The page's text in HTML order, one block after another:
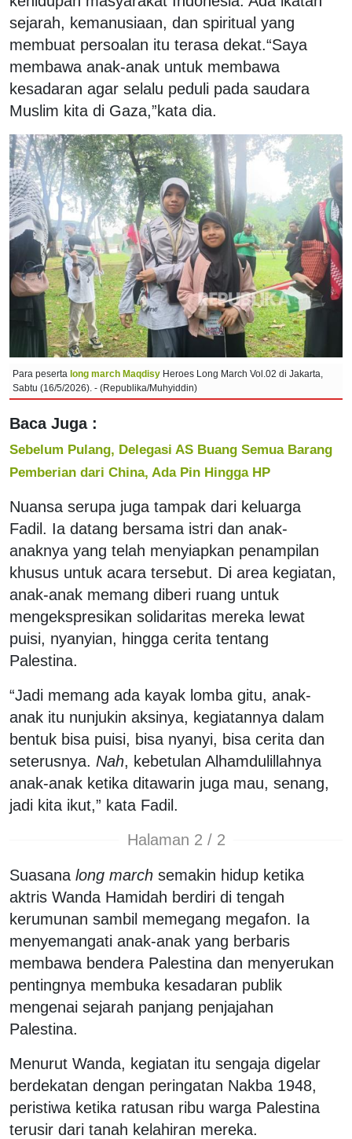
sejarah, kemanusiaan, dan spiritual yang
membuat persoalan itu terasa dekat.“Saya
membawa anak-anak untuk membawa
kesadaran agar selalu peduli pada saudara
Muslim kita di Gaza,”kata dia.
Para peserta long march Maqdisy Heroes Long March Vol.02 di Jakarta,
Sabtu (16/5/2026). - (Republika/Muhyiddin)
Baca Juga :
Sebelum Pulang, Delegasi AS Buang Semua Barang
Pemberian dari China, Ada Pin Hingga HP
Nuansa serupa juga tampak dari keluarga
Fadil. Ia datang bersama istri dan anak-
anaknya yang telah menyiapkan penampilan
khusus untuk acara tersebut. Di area kegiatan,
anak-anak memang diberi ruang untuk
mengekspresikan solidaritas mereka lewat
puisi, nyanyian, hingga cerita tentang
Palestina.
“Jadi memang ada kayak lomba gitu, anak-
anak itu nunjukin aksinya, kegiatannya dalam
bentuk bisa puisi, bisa nyanyi, bisa cerita dan
seterusnya. Nah, kebetulan Alhamdulillahnya
anak-anak ketika ditawarin juga mau, senang,
jadi kita ikut,” kata Fadil.
Halaman 2 / 2
Suasana long march semakin hidup ketika
aktris Wanda Hamidah berdiri di tengah
kerumunan sambil memegang megafon. Ia
menyemangati anak-anak yang berbaris
membawa bendera Palestina dan menyerukan
pentingnya membuka kesadaran publik
mengenai sejarah panjang penjajahan
Palestina.
Menurut Wanda, kegiatan itu sengaja digelar
berdekatan dengan peringatan Nakba 1948,
peristiwa ketika ratusan ribu warga Palestina
terusir dari tanah kelahiran mereka.